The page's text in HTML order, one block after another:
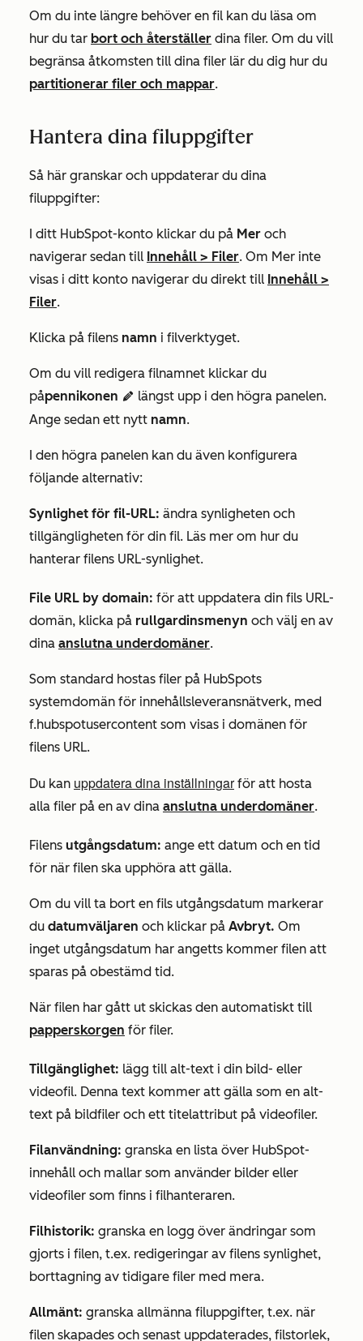
Om du inte längre behöver en fil kan du läsa om
hur du tar bort och återställer dina filer. Om du vill
begränsa åtkomsten till dina filer lär du dig hur du
partitionerar filer och mappar.
Hantera dina filuppgifter
Så här granskar och uppdaterar du dina
filuppgifter:
I ditt HubSpot-konto klickar du på Mer och
navigerar sedan till Innehåll > Filer. Om Mer inte
visas i ditt konto navigerar du direkt till Innehåll >
Filer.
Klicka på filens namn i filverktyget.
Om du vill redigera filnamnet klickar du
påpennikonen edit längst upp i den högra panelen.
Ange sedan ett nytt namn.
I den högra panelen kan du även konfigurera
följande alternativ:
Synlighet för fil-URL: ändra synligheten och
tillgängligheten för din fil. Läs mer om hur du
hanterar filens URL-synlighet.
File URL by domain: för att uppdatera din fils URL-
domän, klicka på rullgardinsmenyn och välj en av
dina anslutna underdomäner.
Som standard hostas filer på HubSpots
systemdomän för innehållsleveransnätverk, med
f.hubspotusercontent som visas i domänen för
filens URL.
Du kan uppdatera dina inställningarför att hosta
alla filer på en av dina anslutna underdomäner.
Filens utgångsdatum: ange ett datum och en tid
för när filen ska upphöra att gälla.
Om du vill ta bort en fils utgångsdatum markerar
du datumväljaren och klickar på Avbryt. Om
inget utgångsdatum har angetts kommer filen att
sparas på obestämd tid.
När filen har gått ut skickas den automatiskt till
papperskorgen för filer.
Tillgänglighet: lägg till alt-text i din bild- eller
videofil. Denna text kommer att gälla som en alt-
text på bildfiler och ett titelattribut på videofiler.
Filanvändning: granska en lista över HubSpot-
innehåll och mallar som använder bilder eller
videofiler som finns i filhanteraren.
Filhistorik: granska en logg över ändringar som
gjorts i filen, t.ex. redigeringar av filens synlighet,
borttagning av tidigare filer med mera.
Allmänt: granska allmänna filuppgifter, t.ex. när
filen skapades och senast uppdaterades, filstorlek,